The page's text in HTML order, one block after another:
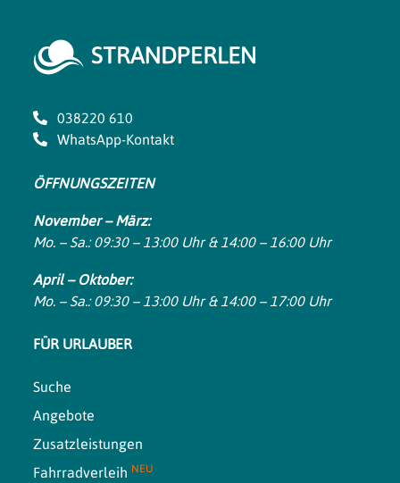
038220 610
WhatsApp-Kontakt
ÖFFNUNGSZEITEN
November – März:
Mo. – Sa.: 09:30 – 13:00 Uhr & 14:00 – 16:00 Uhr
April – Oktober:
Mo. – Sa.: 09:30 – 13:00 Uhr & 14:00 – 17:00 Uhr
FÜR URLAUBER
Suche
Angebote
Zusatzleistungen
Fahrradverleih NEU